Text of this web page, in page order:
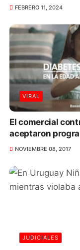
FEBRERO 11, 2024
VIRAL
El comercial
aceptaron
NOVIEMBRE 08, 2017
JUDICIALES